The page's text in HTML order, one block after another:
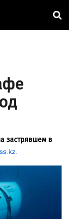
застрявшем в